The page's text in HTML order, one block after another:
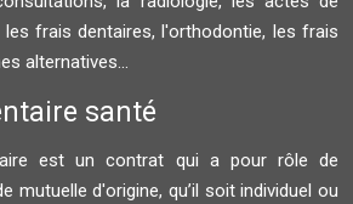
les frais dentaires, l'orthodontie, les frais
alternatives...
santé
est un contrat qui a pour rôle de
mutuelle d'origine, qu’il soit individuel ou